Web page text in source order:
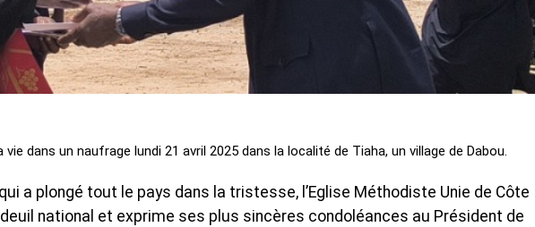
dans un naufrage lundi 21 avril 2025 dans la localité de Tiaha, un village de Dabou.
a plongé tout le pays dans la tristesse, l’Eglise Méthodiste Unie de Côte
deuil national et exprime ses plus sincères condoléances au Président de